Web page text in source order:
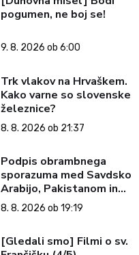
pogumen, ne boj se!
9. 8. 2026 ob 6:00
Trk vlakov na Hrvaškem.
Kako varne so slovenske
železnice?
8. 8. 2026 ob 21:37
Podpis obrambnega
sporazuma med Savdsko
Arabijo, Pakistanom in
Turčijo
8. 8. 2026 ob 19:19
[Gledali smo] Filmi o sv.